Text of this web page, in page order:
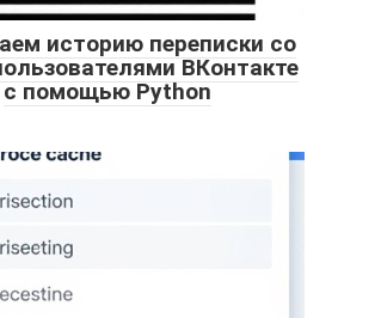
историю переписки со
ВКонтакте
с помощью Python